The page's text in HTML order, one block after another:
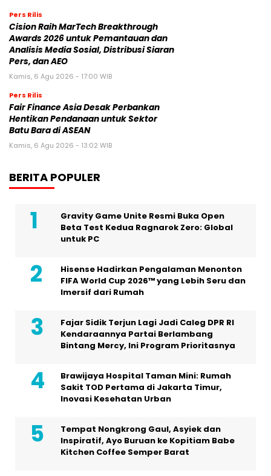
Pers Rilis
Cision Raih MarTech Breakthrough
Awards 2026 untuk Pemantauan dan
Analisis Media Sosial, Distribusi Siaran
Pers, dan AEO
Kamis, 6 Agu 2026 - 17:00 WIB
Pers Rilis
Fair Finance Asia Desak Perbankan
Hentikan Pendanaan untuk Sektor
Batu Bara di ASEAN
Kamis, 6 Agu 2026 - 13:02 WIB
BERITA POPULER
Gravity Game Unite Resmi Buka Open
Beta Test Kedua Ragnarok Zero: Global
untuk PC
Hisense Hadirkan Pengalaman Menonton
FIFA World Cup 2026™ yang Lebih Seru dan
Imersif dari Rumah
Fajar Sidik Terjun Lagi Jadi Caleg DPR RI
Kendaraannya Partai Berlambang
Bintang Mercy, Ini Program Prioritasnya
Brawijaya Hospital Taman Mini: Rumah
Sakit TOD Pertama di Jakarta Timur,
Inovasi Kesehatan Urban
Tempat Nongkrong Gaul, Asyiek dan
Inspiratif, Ayo Buruan ke Kopitiam Babe
Kitchen Coffee Semper Barat